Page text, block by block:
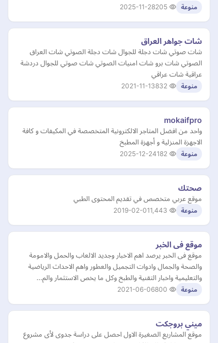
منوعة 2025-11-28
شات جواهر العراق
شات صوتي شات دجلة للجوال شات دجلة الصوتي شات العراق
الصوتي شات برو شات امنيات الصوتي شات صوتي للجوال دردشة
عراقية شات عراقي
منوعة 2021-11-13
mokaifpro
واحد من افضل المتاجر الالكترونية المتخصصة في المكيفات و كافة
الاجهزة المنزلية و أجهزة المطبخ
منوعة 2025-12-24
صحتك
موقع عربي متخصص في تقديم المحتوى الطبي
منوعة 2019-02-01
موقع فى الخبر
موقع فى الخبر يرصد اهم الاخبار وجديد الالعاب والحمل والامومة
والصحة والجمال وادوات التجميل والعطور واهم الاحداث الرياضية
والتعليمية واخبار التقنية والطبخ وكل ما يخص الاستثمار والم…
منوعة 2021-06-06
ميني بروجكت
موقع المشاريع الصغيرة الاول احصل على دراسة جدوى لأى مشروع